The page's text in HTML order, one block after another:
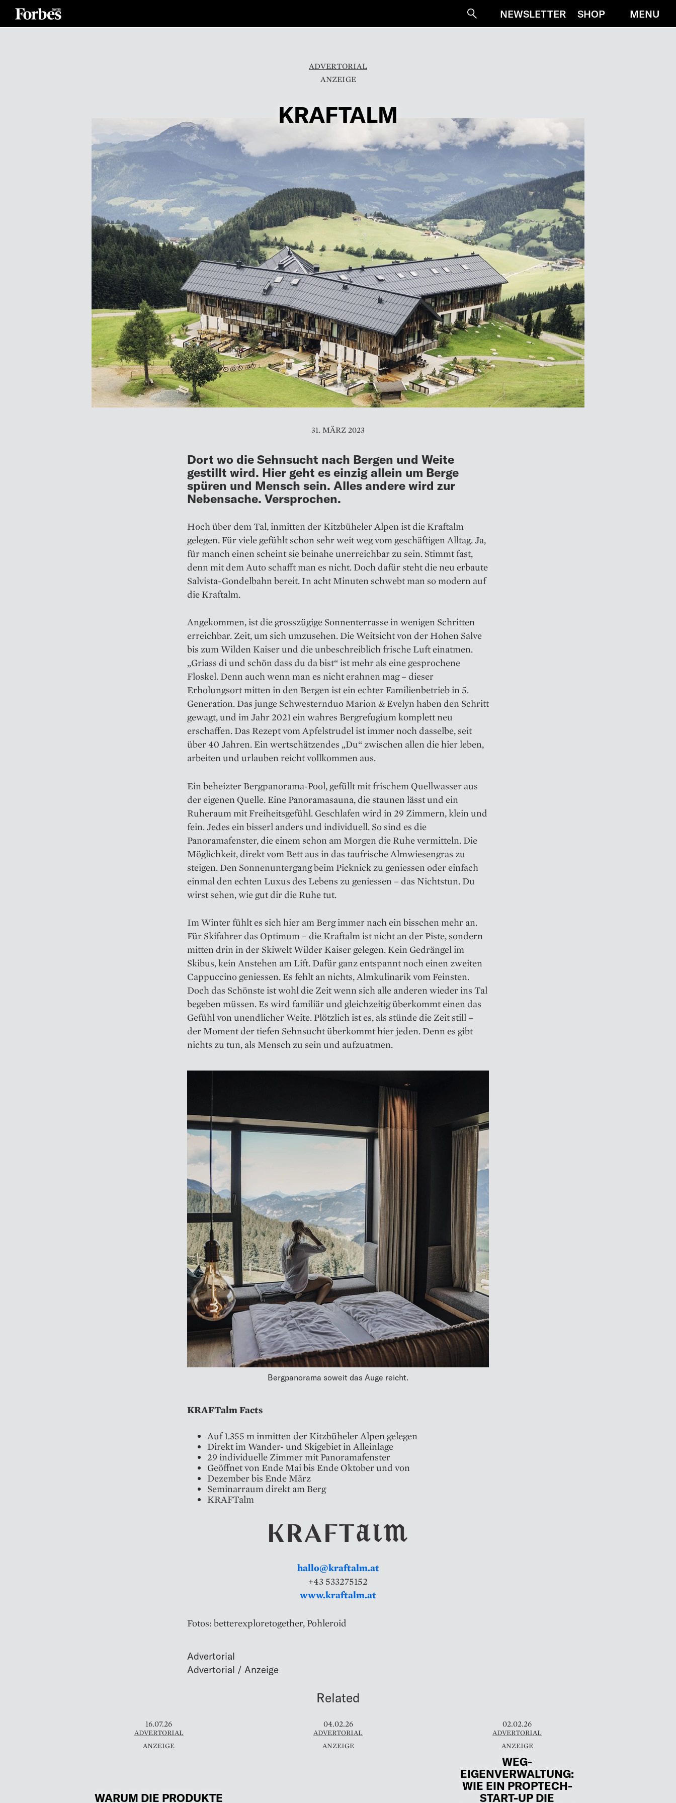
SucheNEWSLETTER SHOP MENU
ADVERTORIAL
KRAFTALM
31. MÄRZ 2023
Dort wo die Sehnsucht nach Bergen und Weite
gestillt wird. Hier geht es einzig allein um Berge
spüren und Mensch sein. Alles andere wird zur
Nebensache. Versprochen.
Hoch über dem Tal, inmitten der Kitzbüheler Alpen ist die Kraftalm
gelegen. Für viele gefühlt schon sehr weit weg vom geschäftigen Alltag. Ja,
für manch einen scheint sie beinahe unerreichbar zu sein. Stimmt fast,
denn mit dem Auto schafft man es nicht. Doch dafür steht die neu erbaute
Salvista-Gondelbahn bereit. In acht Minuten schwebt man so modern auf
die Kraftalm.
Angekommen, ist die grosszügige Sonnenterrasse in wenigen Schritten
erreichbar. Zeit, um sich umzusehen. Die Weitsicht von der Hohen Salve
bis zum Wilden Kaiser und die unbeschreiblich frische Luft einatmen.
„Griass di und schön dass du da bist“ ist mehr als eine gesprochene
Floskel. Denn auch wenn man es nicht erahnen mag – dieser
Erholungsort mitten in den Bergen ist ein echter Familienbetrieb in 5.
Generation. Das junge Schwesternduo Marion & Evelyn haben den Schritt
gewagt, und im Jahr 2021 ein wahres Bergrefugium komplett neu
erschaffen. Das Rezept vom Apfelstrudel ist immer noch dasselbe, seit
über 40 Jahren. Ein wertschätzendes „Du“ zwischen allen die hier leben,
arbeiten und urlauben reicht vollkommen aus.
Ein beheizter Bergpanorama-Pool, gefüllt mit frischem Quellwasser aus
der eigenen Quelle. Eine Panoramasauna, die staunen lässt und ein
Ruheraum mit Freiheitsgefühl. Geschlafen wird in 29 Zimmern, klein und
fein. Jedes ein bisserl anders und individuell. So sind es die
Panoramafenster, die einem schon am Morgen die Ruhe vermitteln. Die
Möglichkeit, direkt vom Bett aus in das taufrische Almwiesengras zu
steigen. Den Sonnenuntergang beim Picknick zu geniessen oder einfach
einmal den echten Luxus des Lebens zu geniessen – das Nichtstun. Du
wirst sehen, wie gut dir die Ruhe tut.
Im Winter fühlt es sich hier am Berg immer nach ein bisschen mehr an.
Für Skifahrer das Optimum – die Kraftalm ist nicht an der Piste, sondern
mitten drin in der Skiwelt Wilder Kaiser gelegen. Kein Gedrängel im
Skibus, kein Anstehen am Lift. Dafür ganz entspannt noch einen zweiten
Cappuccino geniessen. Es fehlt an nichts, Almkulinarik vom Feinsten.
Doch das Schönste ist wohl die Zeit wenn sich alle anderen wieder ins Tal
begeben müssen. Es wird familiär und gleichzeitig überkommt einen das
Gefühl von unendlicher Weite. Plötzlich ist es, als stünde die Zeit still –
der Moment der tiefen Sehnsucht überkommt hier jeden. Denn es gibt
nichts zu tun, als Mensch zu sein und aufzuatmen.
Bergpanorama soweit das Auge reicht.
KRAFTalm Facts
Auf 1.355 m inmitten der Kitzbüheler Alpen gelegen
Direkt im Wander- und Skigebiet in Alleinlage
29 individuelle Zimmer mit Panoramafenster
Geöffnet von Ende Mai bis Ende Oktober und von
Dezember bis Ende März
Seminarraum direkt am Berg
KRAFTalm
hallo@kraftalm.at
+43 533275152
www.kraftalm.at
Fotos: betterexploretogether, Pohleroid
Advertorial
Related
16.07.26
ADVERTORIAL
WARUM DIE PRODUKTE
04.02.26
ADVERTORIAL
02.02.26
ADVERTORIAL
WEG-
EIGENVERWALTUNG:
WIE EIN PROPTECH-
START-UP DIE